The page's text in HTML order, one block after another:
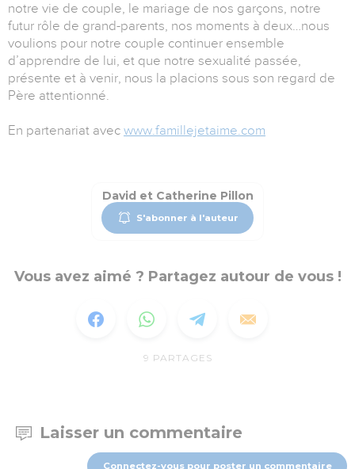
notre vie de couple, le mariage de nos garçons, notre
futur rôle de grand-parents, nos moments à deux…nous
voulions pour notre couple continuer ensemble
d’apprendre de lui, et que notre sexualité passée,
présente et à venir, nous la placions sous son regard de
Père attentionné.
En partenariat avec www.famillejetaime.com
David et Catherine Pillon
S'abonner à l'auteur
Vous avez aimé ? Partagez autour de vous !
9 PARTAGES
Laisser un commentaire
Connectez-vous pour poster un commentaire